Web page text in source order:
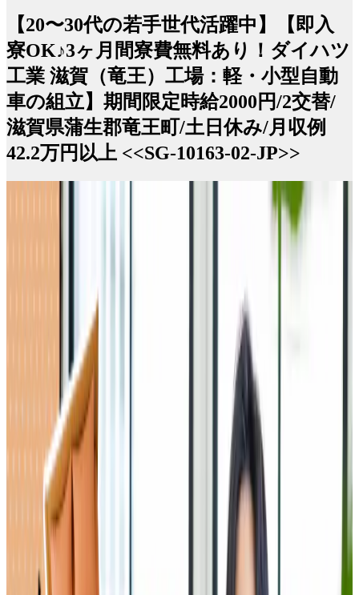
【20〜30代の若手世代活躍中】【即入
寮OK♪3ヶ月間寮費無料あり！ダイハツ
工業 滋賀（竜王）工場：軽・小型自動
車の組立】期間限定時給2000円/2交替/
滋賀県蒲生郡竜王町/土日休み/月収例
42.2万円以上 <<SG-10163-02-JP>>